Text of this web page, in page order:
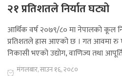
२१ प्रतिशतले निर्यात घट्यो
आर्थिक वर्ष २०७९/८० मा नेपालको कूल
प्रतिशतले ह्रास आएको छ । गत आवमा रु
निकासी भएको उद्योग, वाणिज्य तथा
मंगलबार, साउन १६, २०८०